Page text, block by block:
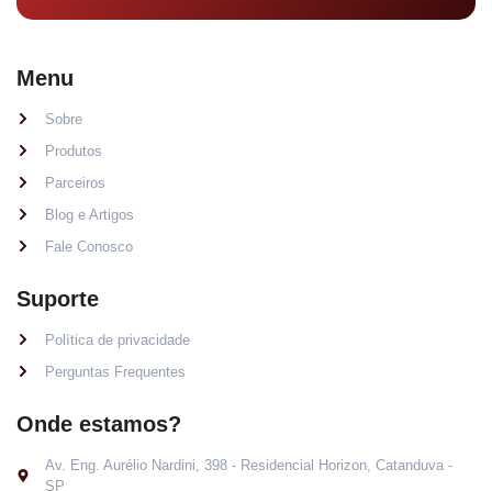
Menu
Sobre
Produtos
Parceiros
Blog e Artigos
Fale Conosco
Suporte
Política de privacidade
Perguntas Frequentes
Onde estamos?
Av. Eng. Aurélio Nardini, 398 - Residencial Horizon, Catanduva -
SP